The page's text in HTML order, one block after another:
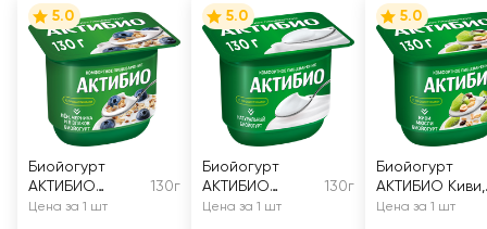
5.0
Биойогурт
АКТИБИО
Черника, 5
130г
Цена за 1 шт
5.0
Биойогурт
АКТИБИО
Натуральный
130г
Цена за 1 шт
5.0
Биойогурт
АКТИБИО Киви,
мюсли 3%, без
Цена за 1 шт